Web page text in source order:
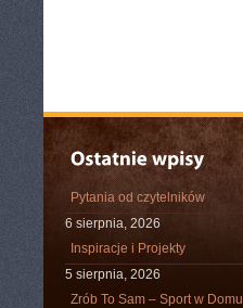
Pytania od czytelników
6 sierpnia, 2026
Inspiracje i Projekty
5 sierpnia, 2026
Zrób To Sam – Sport w Domu